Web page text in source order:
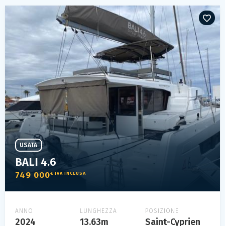
BALI 4.6
749 000€ IVA INCLUSA
USATA
ANNO
2024
LUNGHEZZA
13.63m
POSIZIONE
Saint-Cyprien